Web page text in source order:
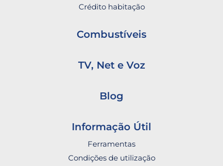
Crédito habitação
Combustíveis
TV, Net e Voz
Blog
Informação Útil
Ferramentas
Condições de utilização